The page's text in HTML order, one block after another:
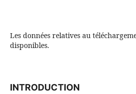
Les données relatives au
disponibles.
INTRODUCTION